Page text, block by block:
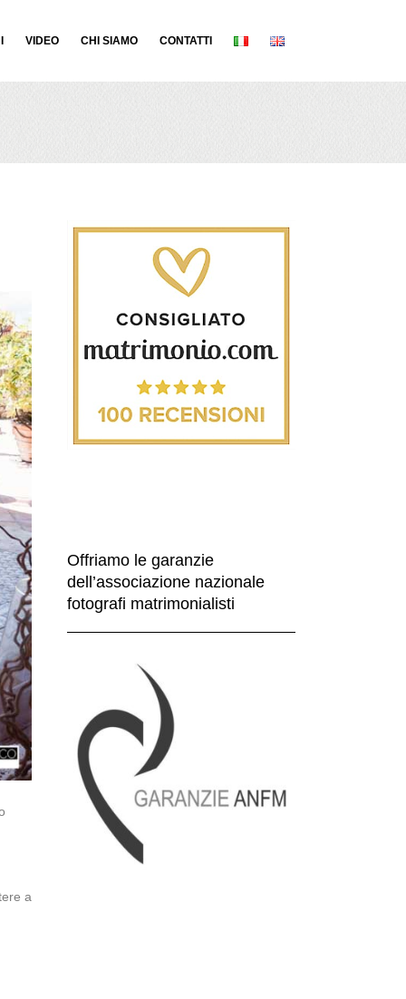
VIDEO CHI SIAMO CONTATTI
a
Offriamo le garanzie
dell’associazione nazionale
fotografi matrimonialisti